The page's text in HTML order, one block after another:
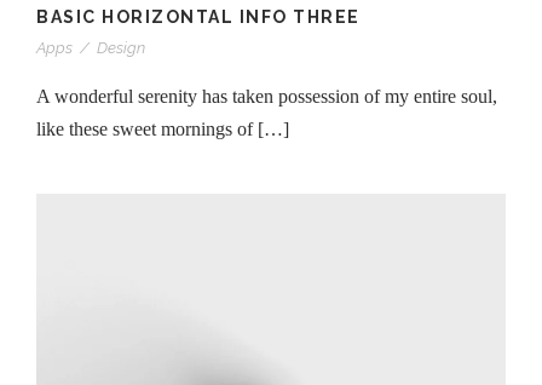
BASIC HORIZONTAL INFO THREE
Apps / Design
A wonderful serenity has taken possession of my entire soul,
like these sweet mornings of […]